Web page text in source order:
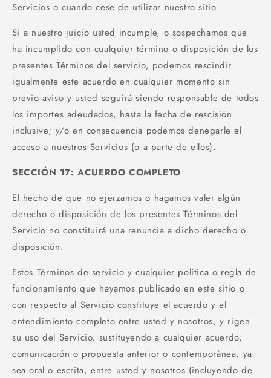
Servicios o cuando cese de utilizar nuestro sitio.
Si a nuestro juicio usted incumple, o sospechamos que
ha incumplido con cualquier término o disposición de los
presentes Términos del servicio, podemos rescindir
igualmente este acuerdo en cualquier momento sin
previo aviso y usted seguirá siendo responsable de todos
los importes adeudados, hasta la fecha de rescisión
inclusive; y/o en consecuencia podemos denegarle el
acceso a nuestros Servicios (o a parte de ellos).
SECCIÓN 17: ACUERDO COMPLETO
El hecho de que no ejerzamos o hagamos valer algún
derecho o disposición de los presentes Términos del
Servicio no constituirá una renuncia a dicho derecho o
disposición.
Estos Términos de servicio y cualquier política o regla de
funcionamiento que hayamos publicado en este sitio o
con respecto al Servicio constituye el acuerdo y el
entendimiento completo entre usted y nosotros, y rigen
su uso del Servicio, sustituyendo a cualquier acuerdo,
comunicación o propuesta anterior o contemporánea, ya
sea oral o escrita, entre usted y nosotros (incluyendo de